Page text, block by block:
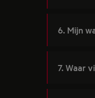
6. Mijn
7. Waar